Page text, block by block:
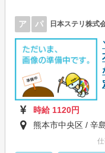
ア パ 日本ステリ株式
時給 1120円
熊本市中央区 / 辛